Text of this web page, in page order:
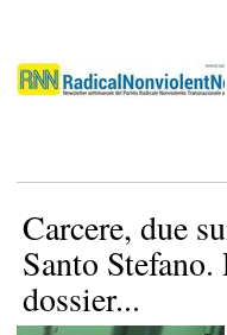
Carcere, due
Santo
dossier...